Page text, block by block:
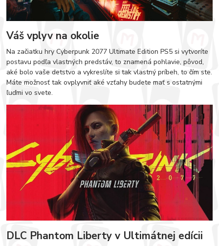
Váš vplyv na okolie
Na začiatku hry Cyberpunk 2077 Ultimate Edition PS5 si vytvoríte
postavu podľa vlastných predstáv, to znamená pohlavie, pôvod,
aké bolo vaše detstvo a vykreslíte si tak vlastný príbeh, to čím ste.
Máte možnosť tak ovplyvniť aké vzťahy budete mať s ostatnými
ľuďmi vo svete.
DLC Phantom Liberty v Ultimátnej edícii